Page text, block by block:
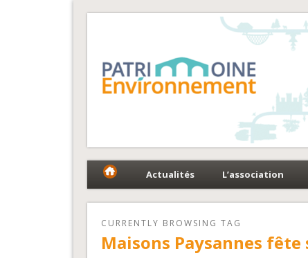
Fédération
Actualités L’association
CURRENTLY BROWSING TAG
Maisons Paysannes fête